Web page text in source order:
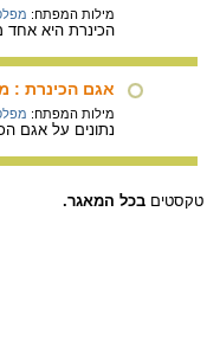
מילות המפתח:
הכינרת היא אחד
אגם הכינרת :
מילות המפתח:
נתונים על אגם
בכל המאגר.